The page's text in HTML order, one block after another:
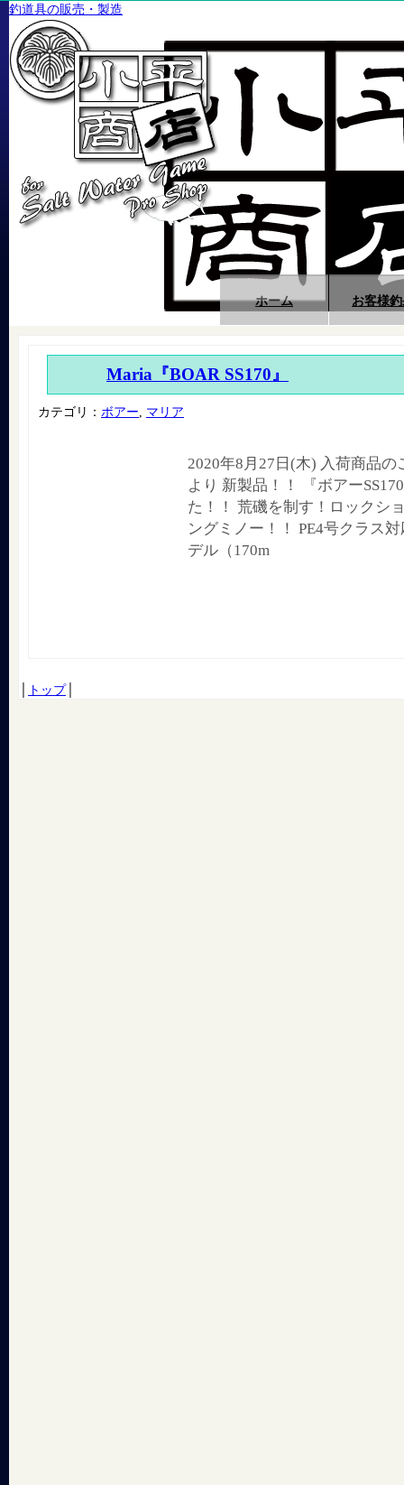
釣道具の販売・製造
ホーム お客様
Maria『BOAR SS170』
カテゴリ： ボアー マリア
2020年8月27日(木) 入荷商品の
より 新製品！！ 『ボアー
た！！ 荒磯を制す！ロックシ
ングミノー！！ PE4号クラス
デル（170m
トップ│